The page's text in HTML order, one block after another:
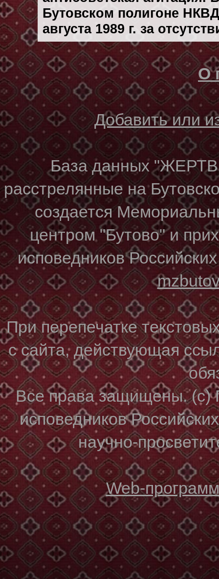
Бутовском полигоне
августа 1989 г. за
О
Добавить или
База данных
расстрелянные на
создается
центром "Бутово" и
исповедников
При перепечатке
с сайта, действующая
Все права защищены. (с)
исповедников
научно-
Web-